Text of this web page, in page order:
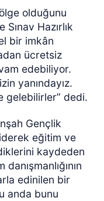
olduğunu
Hazırlık
bir imkân
ücretsiz
edebiliyor.
yanındayız.
gelebilirler” dedi.
Gençlik
eğitim ve
kaydeden
edinilen bir
anda bunu